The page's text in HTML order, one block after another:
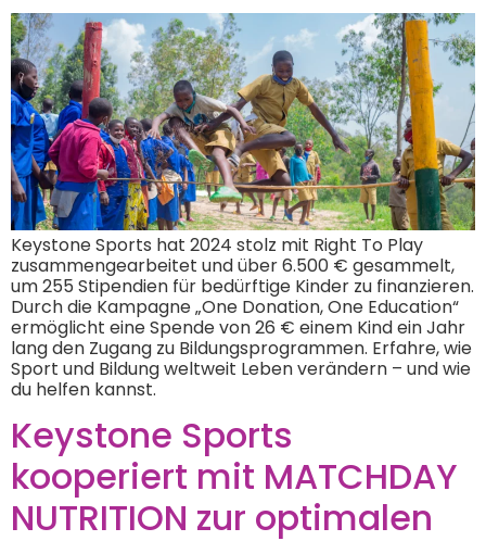
Keystone Sports hat 2024 stolz mit Right To Play
zusammengearbeitet und über 6.500 € gesammelt,
um 255 Stipendien für bedürftige Kinder zu finanzieren.
Durch die Kampagne „One Donation, One Education“
ermöglicht eine Spende von 26 € einem Kind ein Jahr
lang den Zugang zu Bildungsprogrammen. Erfahre, wie
Sport und Bildung weltweit Leben verändern – und wie
du helfen kannst.
Keystone Sports
kooperiert mit MATCHDAY
NUTRITION zur optimalen